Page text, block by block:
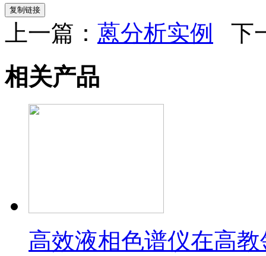
复制链接
上一篇： 蒽分析实例 下
相关产品
高效液相色谱仪在高